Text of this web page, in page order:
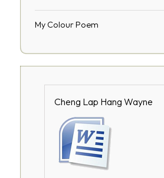
My Colour Poem
Cheng Lap Hang Wayne